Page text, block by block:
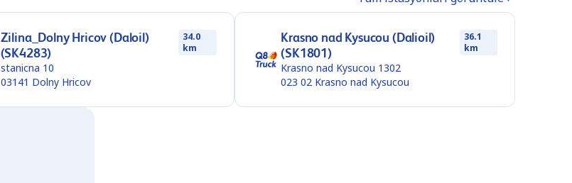
Zilina_Dolny Hricov (Daloil)
(SK4283)
34.0
km
stanicna 10
03141 Dolny Hricov
Krasno nad Kysucou (Dalioil)
(SK1801)
36.1
km
Krasno nad Kysucou 1302
023 02 Krasno nad Kysucou